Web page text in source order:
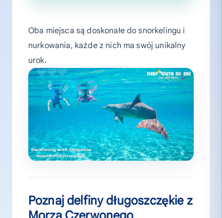
Oba miejsca są doskonałe do snorkelingu i
nurkowania, każde z nich ma swój unikalny
urok.
Poznaj delfiny długoszczękie z